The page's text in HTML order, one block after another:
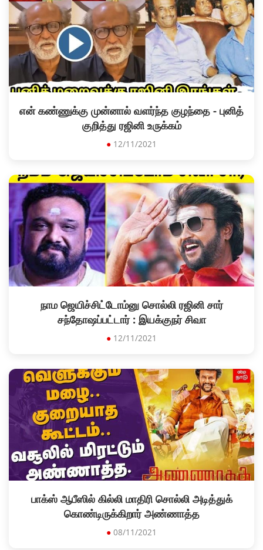
என் கண்ணுக்கு முன்னால் வளர்ந்த குழந்தை - புனித்
குறித்து ரஜினி உருக்கம்
● 12/11/2021
நாம ஜெயிச்சிட்டோம்னு சொல்லி ரஜினி சார்
சந்தோஷப்பட்டார் : இயக்குநர் சிவா
● 12/11/2021
பாக்ஸ் ஆபீஸில் கில்லி மாதிரி சொல்லி அடித்துக்
கொண்டிருக்கிறார் அண்ணாத்த
● 08/11/2021